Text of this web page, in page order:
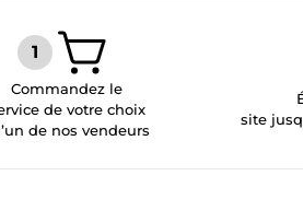
Commandez le
de votre choix
de nos vendeurs
site